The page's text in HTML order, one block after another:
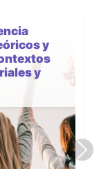
y
y